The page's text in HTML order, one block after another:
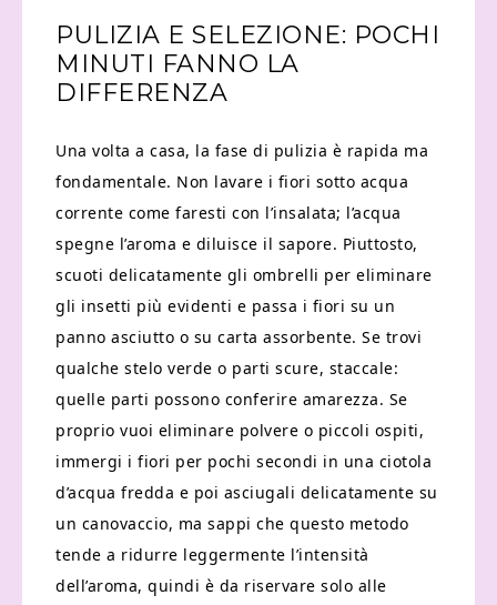
PULIZIA E SELEZIONE: POCHI
MINUTI FANNO LA
DIFFERENZA
Una volta a casa, la fase di pulizia è rapida ma
fondamentale. Non lavare i fiori sotto acqua
corrente come faresti con l’insalata; l’acqua
spegne l’aroma e diluisce il sapore. Piuttosto,
scuoti delicatamente gli ombrelli per eliminare
gli insetti più evidenti e passa i fiori su un
panno asciutto o su carta assorbente. Se trovi
qualche stelo verde o parti scure, staccale:
quelle parti possono conferire amarezza. Se
proprio vuoi eliminare polvere o piccoli ospiti,
immergi i fiori per pochi secondi in una ciotola
d’acqua fredda e poi asciugali delicatamente su
un canovaccio, ma sappi che questo metodo
tende a ridurre leggermente l’intensità
dell’aroma, quindi è da riservare solo alle